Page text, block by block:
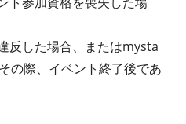
反した場合、またはmysta
の際、イベント終了後であ